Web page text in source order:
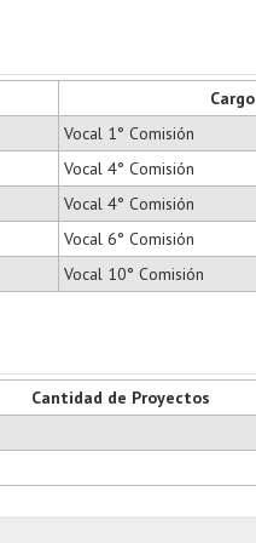
Cargo
Vocal 1° Comisión
Vocal 4° Comisión
Vocal 4° Comisión
Vocal 6° Comisión
Vocal 10° Comisión
Cantidad de Proyectos